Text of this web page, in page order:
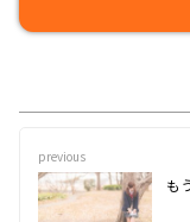
previous
も